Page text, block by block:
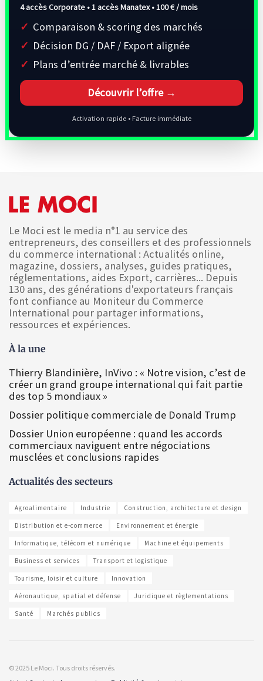
4 accès Corporate • 1 accès Manatex •100 € / mois
Comparaison & scoring des marchés
Décision DG / DAF / Export alignée
Plans d’entrée marché & livrables
Découvrir l’offre →
Activation rapide • Facture immédiate
Le Moci est le media n°1 au service des
entrepreneurs, des conseillers et des professionnels
du commerce international : Actualités online,
magazine, dossiers, analyses, guides pratiques,
réglementations, aides Export, carrières... Depuis
130 ans, des générations d'exportateurs français
font confiance au Moniteur du Commerce
International pour partager informations,
ressources et expériences.
À la une
Thierry Blandinière, InVivo : « Notre vision, c’est de
créer un grand groupe international qui fait partie
des top 5 mondiaux »
Dossier politique commerciale de Donald Trump
Dossier Union européenne : quand les accords
commerciaux naviguent entre négociations
musclées et conclusions rapides
Actualités des secteurs
Agroalimentaire Industrie Construction, architecture et design
Distribution et e-commerce Environnement et énergie
Informatique, télécom et numérique Machine et équipements
Business et services Transport et logistique
Tourisme, loisir et culture Innovation
Aéronautique, spatial et défense Juridique et règlementations
Santé Marchés publics
© 2025 Le Moci. Tous droits réservés.